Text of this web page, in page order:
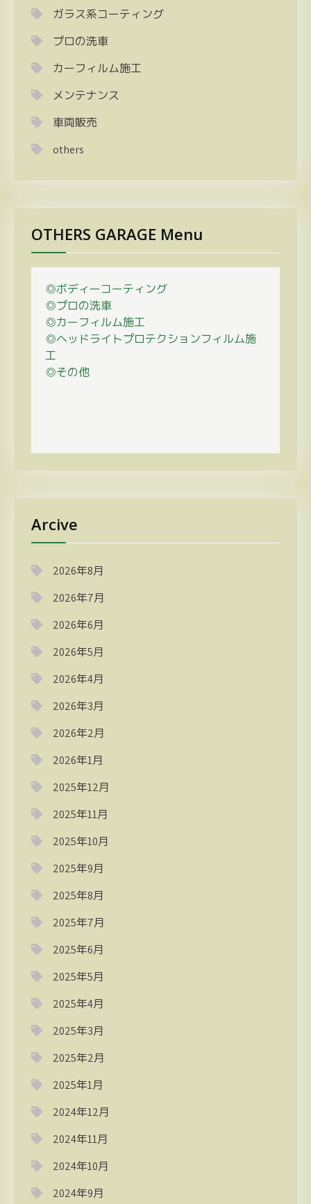
ガラス系コーティング
プロの洗車
カーフィルム施工
メンテナンス
車両販売
others
OTHERS GARAGE Menu
◎ボディーコーティング
◎プロの洗車
◎カーフィルム施工
◎ヘッドライトプロテクションフィルム施
工
◎その他
Arcive
2026年8月
2026年7月
2026年6月
2026年5月
2026年4月
2026年3月
2026年2月
2026年1月
2025年12月
2025年11月
2025年10月
2025年9月
2025年8月
2025年7月
2025年6月
2025年5月
2025年4月
2025年3月
2025年2月
2025年1月
2024年12月
2024年11月
2024年10月
2024年9月